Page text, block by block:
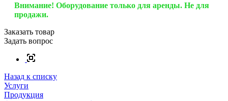
Внимание! Оборудование только для аренды. Не для
продажи.
Заказать товар
Задать вопрос
Назад к списку
Услуги
Продукция